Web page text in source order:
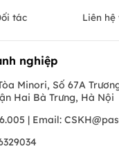
tác
Liên
nghiệp
Minori, Số 67A
Hai Bà Trưng, Hà Nội
| Email: